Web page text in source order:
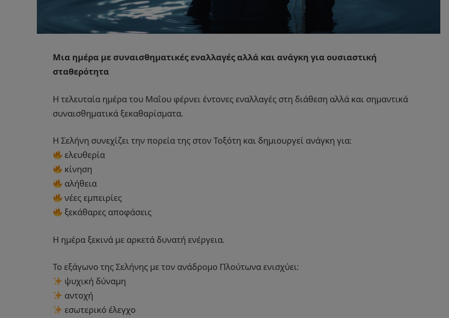
Μια ημέρα με συναισθηματικές εναλλαγές αλλά και ανάγκη για ουσιαστική
σταθερότητα
Η τελευταία ημέρα του Μαΐου φέρνει έντονες εναλλαγές στη διάθεση αλλά και σημαντικά
συναισθηματικά ξεκαθαρίσματα.
Η Σελήνη συνεχίζει την πορεία της στον Τοξότη και δημιουργεί ανάγκη για:
ελευθερία
κίνηση
αλήθεια
νέες εμπειρίες
ξεκάθαρες αποφάσεις
Η ημέρα ξεκινά με αρκετά δυνατή ενέργεια.
Το εξάγωνο της Σελήνης με τον ανάδρομο Πλούτωνα ενισχύει:
ψυχική δύναμη
αντοχή
εσωτερικό έλεγχο